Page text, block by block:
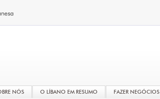
NÓS O LÍBANO EM RESUMO FAZER NEGÓCIOS